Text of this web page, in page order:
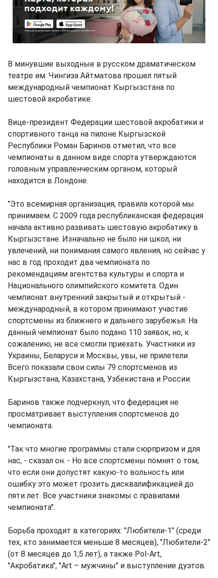
В минувшие выходные в русском драматическом
театре им. Чингиза Айтматова прошел пятый
международный чемпионат Кыргызстана по
шестовой акробатике.
Вице-президент Федерации шестовой акробатики и
спортивного танца на пилоне Кыргызской
Республики Роман Баринов отметил, что все
чемпионаты в данном виде спорта утверждаются
головным управленческим органом, который
находится в Лондоне.
"Это всемирная организация, правила которой мы
принимаем. С 2009 года республиканская федерация
начала активно развивать шестовую акробатику в
Кыргызстане. Изначально не было ни школ, ни
увлечений, ни понимания самого явления, но сейчас у
нас в год проходит два чемпионата по
рекомендациям агентства культуры и спорта и
Национального олимпийского комитета. Один
чемпионат внутренний закрытый и открытый -
международный, в котором принимают участие
спортсмены из ближнего и дальнего зарубежья. На
данный чемпионат было подано 110 заявок, но, к
сожалению, не все смогли приехать. Участники из
Украины, Беларуси и Москвы, увы, не прилетели.
Всего показали свои силы 79 спортсменов из
Кыргызстана, Казахстана, Узбекистана и России.
Баринов также подчеркнул, что федерация не
просматривает выступления спортсменов до
чемпионата.
"Так что многие программы стали сюрпризом и для
нас, - сказал он. - Но все спортсмены помнят о том,
что если они допустят какую-то вольность или
ошибку это может грозить дисквалификацией до
пяти лет. Все участники знакомы с правилами
чемпионата".
Борьба проходит в категориях: "Любители-1" (среди
тех, кто занимается меньше 8 месяцев), "Любители-2"
(от 8 месяцев до 1,5 лет), а также Pol-Art,
"Акробатика", "Art – мужчины" и выступление дуэтов.